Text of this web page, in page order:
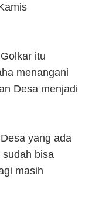
itu
menangani
Desa menjadi
yang ada
bisa
masih